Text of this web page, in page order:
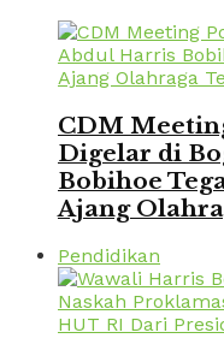
CDM
Digelar di
Bobihoe
Ajang
Pendidikan